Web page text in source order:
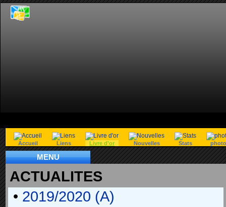
Accueil Liens Livre d'or Nouvelles Stats
MENU
ACTUALITES
• 2019/2020 (A)